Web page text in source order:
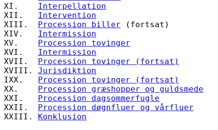
XI. Interpellation
XII. Intervention
XIII. Procession biller (fortsat)
XIV. Intermission
XV. Procession tovinger
XVI. Intermission
XVII. Procession tovinger (fortsat)
XVIII. Jurisdiktion
IXX. Procession tovinger (fortsat)
XX. Procession græshopper og guldsmede
XXI. Procession dagsommerfugle
XXII. Procession døgnfluer og vårfluer
XXIII. Konklusion